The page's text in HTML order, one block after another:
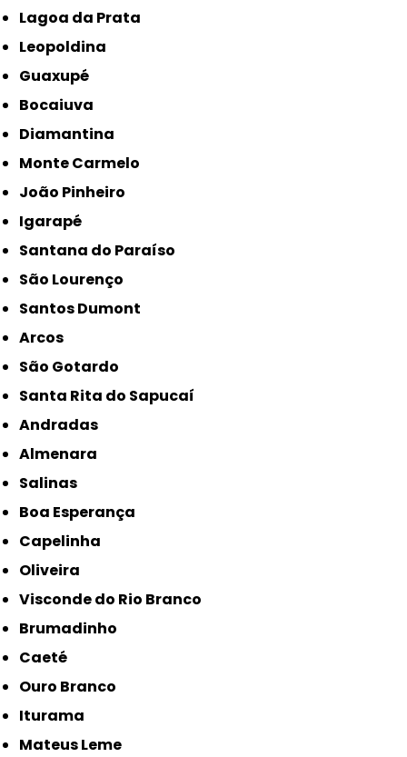
Lagoa da Prata
Leopoldina
Guaxupé
Bocaiuva
Diamantina
Monte Carmelo
João Pinheiro
Igarapé
Santana do Paraíso
São Lourenço
Santos Dumont
Arcos
São Gotardo
Santa Rita do Sapucaí
Andradas
Almenara
Salinas
Boa Esperança
Capelinha
Oliveira
Visconde do Rio Branco
Brumadinho
Caeté
Ouro Branco
Iturama
Mateus Leme